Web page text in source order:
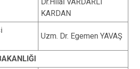
KARDAN
Uzm. Dr. Egemen YAVAŞ